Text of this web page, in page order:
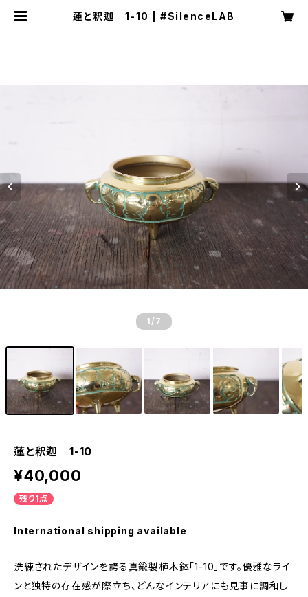
蓮と釈迦 1-10 | #SilenceLAB
1 /7
蓮と釈迦 1-10
¥40,000
残り1点
International shipping available
洗練されたデザインを誇る真鍮製植木鉢「1-10」です。優雅なライ
ンと独特の存在感が際立ち、どんなインテリアにも見事に調和し